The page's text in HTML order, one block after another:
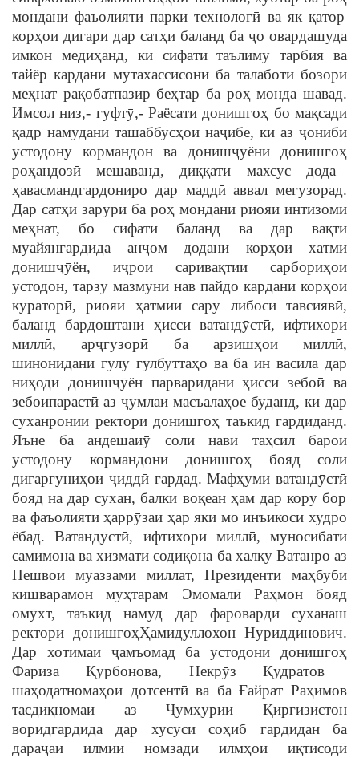
мондани фаъолияти парки технологӣ ва як қатор
корҳои дигари дар сатҳи баланд ба ҷо овардашуда
имкон медиҳанд, ки сифати таълиму тарбия ва
тайёр кардани мутахассисони ба талаботи бозори
меҳнат рақобатпазир беҳтар ба роҳмонда шавад.
Имсол низ,- гуфтӯ,- Раёсати донишгоҳ бо мақсади
қадр намудани ташаббусҳои наҷибе, ки аз ҷониби
устодону кормандон ва донишҷӯёни донишгоҳ
роҳандозӣ мешаванд, диққати махсус дода
ҳавасмандгардониро дар маддӣаввал мегузорад.
Дар сатҳи зарурӣ ба роҳ мондани риояи интизоми
меҳнат, бо сифати баланд ва дар вақти
муайянгардида анҷом додани корҳои хатми
донишҷӯён, иҷрои саривақтии сарбориҳои
устодон, тарзу мазмуни нав пайдо кардани корҳои
кураторӣ, риояи ҳатмии сару либоси тавсиявӣ,
баланд бардоштани ҳисси ватандӯстӣ, ифтихори
миллӣ, арҷгузорӣ ба арзишҳои миллӣ,
шинонидани гулу гулбуттаҳо ва ба ин васила дар
ниҳоди донишҷӯён парвариданиҳисси зебоӣ ва
зебоипарастӣ аз ҷумлаи масъалаҳое буданд, ки дар
суханронии ректори донишгоҳ таъкид гардиданд.
Яъне ба андешаиӯ соли нави таҳсил барои
устодону кормандони донишгоҳ бояд соли
дигаргуниҳои ҷиддӣгардад. Мафҳуми ватандӯстӣ
бояд на дар сухан, балки воқеан ҳам дар кору бор
ва фаъолиятиҳаррӯзаи ҳар яки мо инъикоси худро
ёбад. Ватандӯстӣ, ифтихори миллӣ, муносибати
самимона ва хизмати содиқона ба халқу Ватанро аз
Пешвои муаззами миллат, Президенти маҳбуби
кишварамон муҳтарам ЭмомалӣРаҳмон бояд
омӯхт, таъкид намуд дар фароварди суханаш
ректори донишгоҳҲамидуллохон Нуриддинович.
Дар хотимаи ҷамъомад ба устодони донишгоҳ
ФаризаҚурбонова, Некрӯз Қудратов
шаҳодатномаҳои дотсентӣва баҒайрат Раҳимов
тасдиқномаи азҶумҳурииҚирғизистон
воридгардида дар хусуси соҳиб гардидан ба
дараҷаи илмии номзади илмҳои иқтисодӣ